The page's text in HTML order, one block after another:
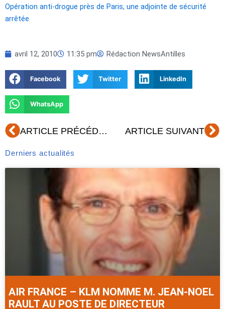
Opération anti-drogue près de Paris, une adjointe de sécurité
arrêtée
avril 12, 2010 11:35 pm Rédaction NewsAntilles
Facebook Twitter LinkedIn
WhatsApp
Précédent ARTICLE PRÉCÉDENT ARTICLE SUIVANT
Derniers actualités
AIR FRANCE – KLM NOMME M. JEAN-NOEL
RAULT AU POSTE DE DIRECTEUR